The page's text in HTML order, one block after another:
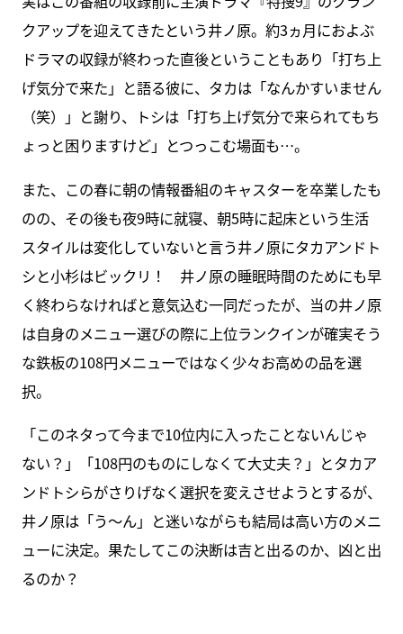
クアップを迎えてきたという井ノ原。約3ヵ月におよぶ
ドラマの収録が終わった直後ということもあり「打ち上
げ気分で来た」と語る彼に、タカは「なんかすいません
（笑）」と謝り、トシは「打ち上げ気分で来られてもち
ょっと困りますけど」とつっこむ場面も…。
また、この春に朝の情報番組のキャスターを卒業したも
のの、その後も夜9時に就寝、朝5時に起床という生活
スタイルは変化していないと言う井ノ原にタカアンドト
シと小杉はビックリ！ 井ノ原の睡眠時間のためにも早
く終わらなければと意気込む一同だったが、当の井ノ原
は自身のメニュー選びの際に上位ランクインが確実そう
な鉄板の108円メニューではなく少々お高めの品を選
択。
「このネタって今まで10位内に入ったことないんじゃ
ない？」「108円のものにしなくて大丈夫？」とタカア
ンドトシらがさりげなく選択を変えさせようとするが、
井ノ原は「う～ん」と迷いながらも結局は高い方のメニ
ューに決定。果たしてこの決断は吉と出るのか、凶と出
るのか？